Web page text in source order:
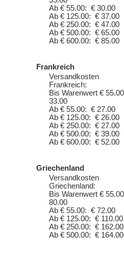
Ab € 55.00: € 30.00
Ab € 125.00: € 37.00
Ab € 250.00: € 47.00
Ab € 500.00: € 65.00
Ab € 600.00: € 85.00
Frankreich
Versandkosten
Frankreich:
Bis Warenwert €
33.00
Ab € 55.00: € 27.00
Ab € 125.00: € 26.00
Ab € 250.00: € 27.00
Ab € 500.00: € 39.00
Ab € 600.00: € 52.00
Griechenland
Versandkosten
Griechenland:
Bis Warenwert €
80.00
Ab € 55.00: € 72.00
Ab € 125.00: € 110.00
Ab € 250.00: € 162.00
Ab € 500.00: € 164.00